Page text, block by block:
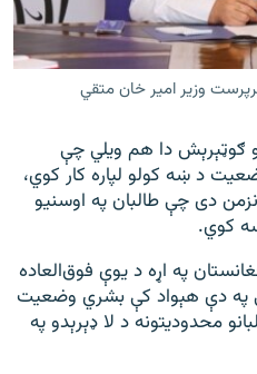
وزیر امیر خان متقي
ګوټېرېش دا هم ویلي چې
د ښه کولو لپاره کار کوي،
دی چې طالبان په اوسنیو
کوي.
په اړه د یوې فوق‌العاده
په دې هېواد کې بشري وضعیت
محدودیتونه د لا ډېرېدو په